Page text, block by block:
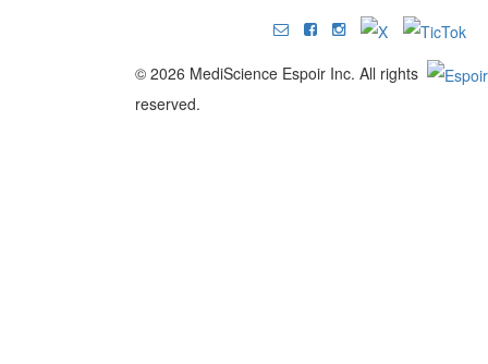
© 2026 MediScience Espoir Inc. All rights
reserved.